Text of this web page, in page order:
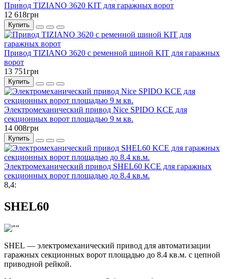
Привод TIZIANO 3620 KIT для гаражных ворот
12 618грн
Купить
Привод TIZIANO 3620 с ременной шиной KIT для гаражных
ворот
13 751грн
Купить
Электромеханический привод Nice SPIDO KCE для
секционных ворот площадью 9 м кв.
14 008грн
Купить
Электромеханический привод SHEL60 KCE для гаражных
секционных ворот площадью до 8.4 кв.м.
8,4:
SHEL60
SHEL — электромеханический привод для автоматизации
гаражных секционных ворот площадью до 8.4 кв.м. с цепной
приводной рейкой.